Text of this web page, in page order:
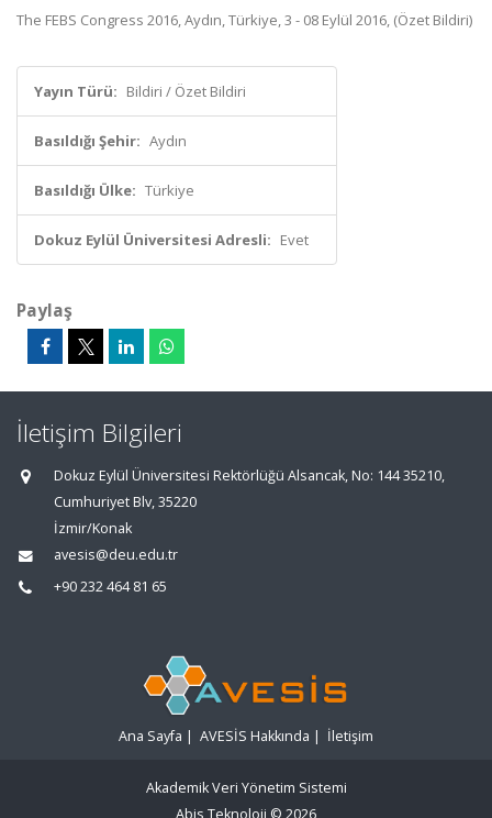
The FEBS Congress 2016, Aydın, Türkiye, 3 - 08 Eylül 2016, (Özet Bildiri)
Yayın Türü: Bildiri / Özet Bildiri
Basıldığı Şehir: Aydın
Basıldığı Ülke: Türkiye
Dokuz Eylül Üniversitesi Adresli: Evet
Paylaş
İletişim Bilgileri
Dokuz Eylül Üniversitesi Rektörlüğü Alsancak, No: 144 35210,
Cumhuriyet Blv, 35220
İzmir/Konak
avesis@deu.edu.tr
+90 232 464 81 65
Ana Sayfa | AVESİS Hakkında | İletişim
Akademik Veri Yönetim Sistemi
Abis Teknoloji © 2026